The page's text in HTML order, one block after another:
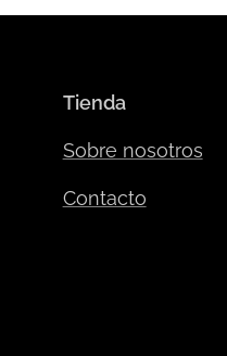
Tienda
Sobre nosotros
Contacto